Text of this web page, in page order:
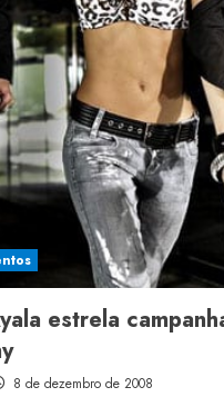
ano,
Dutmy
atinge
600
multimarcas
estrela
8 de dezembro de 2008